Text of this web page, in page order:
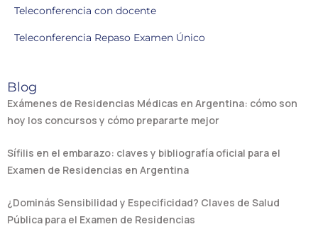
Teleconferencia con docente
Teleconferencia Repaso Examen Único
Blog
Exámenes de Residencias Médicas en Argentina: cómo son
hoy los concursos y cómo prepararte mejor
Sífilis en el embarazo: claves y bibliografía oficial para el
Examen de Residencias en Argentina
¿Dominás Sensibilidad y Especificidad? Claves de Salud
Pública para el Examen de Residencias